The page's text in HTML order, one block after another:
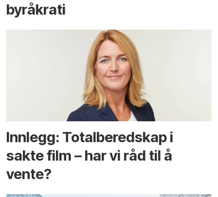
byråkrati
Innlegg: Totalberedskap i
sakte film – har vi råd til å
vente?